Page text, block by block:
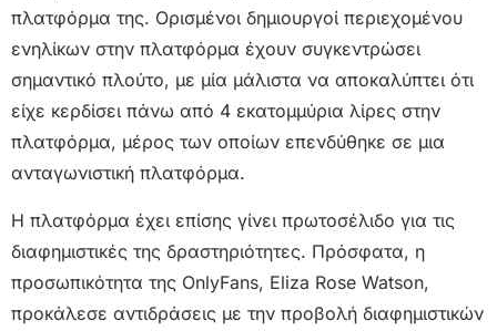
πλατφόρμα της. Ορισμένοι δημιουργοί περιεχομένου
ενηλίκων στην πλατφόρμα έχουν συγκεντρώσει
σημαντικό πλούτο, με μία μάλιστα να αποκαλύπτει ότι
είχε κερδίσει πάνω από 4 εκατομμύρια λίρες στην
πλατφόρμα, μέρος των οποίων επενδύθηκε σε μια
ανταγωνιστική πλατφόρμα.
Η πλατφόρμα έχει επίσης γίνει πρωτοσέλιδο για τις
διαφημιστικές της δραστηριότητες. Πρόσφατα, η
προσωπικότητα της OnlyFans, Eliza Rose Watson,
προκάλεσε αντιδράσεις με την προβολή διαφημιστικών